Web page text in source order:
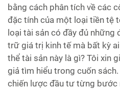
bằng cách phân tích về các
đặc tính của một loại tiền tệ
loại tài sản có đầy đủ
trữ giá trị kinh tế mà bất kỳ
thể tài sản này là gì? Tôi xin
giả tìm hiểu trong cuốn
chiến lược đầu tư từng